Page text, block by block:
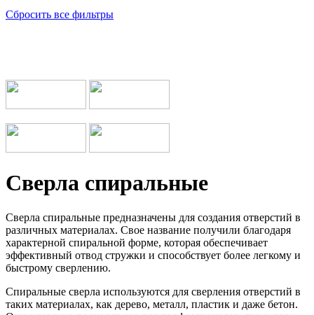
Сбросить все фильтры
Сверла спиральные
Сверла спиральные предназначены для создания отверстий в
различных материалах. Свое название получили благодаря
характерной спиральной форме, которая обеспечивает
эффективный отвод стружки и способствует более легкому и
быстрому сверлению.
Спиральные сверла используются для сверления отверстий в
таких материалах, как дерево, металл, пластик и даже бетон.